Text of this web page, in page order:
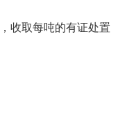
收取每吨的有证处置